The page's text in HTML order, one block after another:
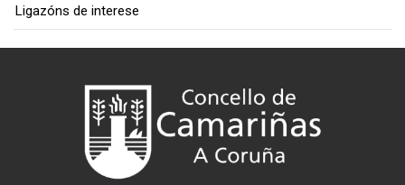
Ligazóns de interese